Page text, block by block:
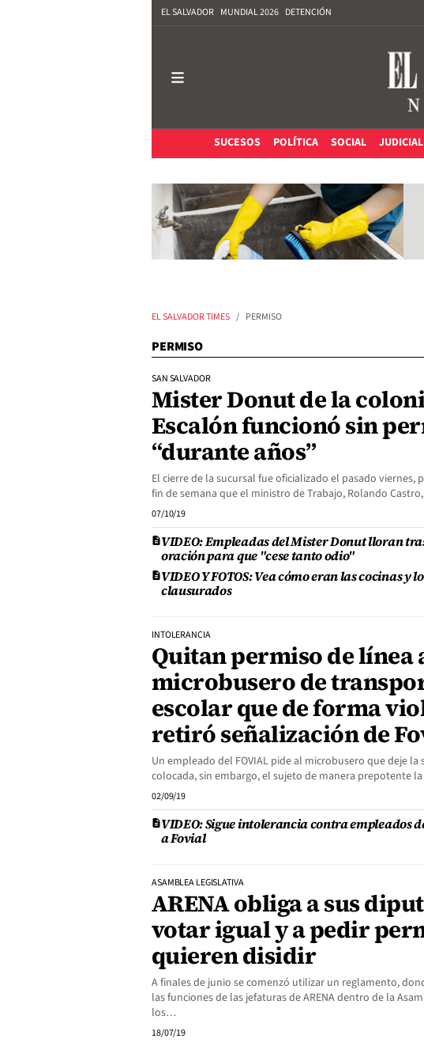
EL SALVADOR MUNDIAL 2026 DETENCIÓN
SUCESOS
POLÍTICA SOCIAL
EL SALVADOR TIMES PERMISO
PERMISO
SAN SALVADOR
Mister Donut de la
Escalón funcionó sin
“durante años”
El cierre de la sucursal fue oficializado el pasado viernes,
fin de semana que el ministro de Trabajo, Rolando
07/10/19
VIDEO: Empleadas del Mister Donut lloran
oración para que "cese tanto odio"
VIDEO Y FOTOS: Vea cómo eran las cocinas y
clausurados
INTOLERANCIA
Quitan permiso de línea
microbusero de
escolar que de forma
retiró señalización de
Un empleado del FOVIAL pide al microbusero que deje la
colocada, sin embargo, el sujeto de manera prepotente
02/09/19
VIDEO: Sigue intolerancia contra empleados
a Fovial
ASAMBLEA LEGISLATIVA
ARENA obliga a sus
votar igual y a pedir
quieren disidir
A finales de junio se comenzó utilizar un reglamento,
las funciones de las jefaturas de ARENA dentro de la
los…
18/07/19